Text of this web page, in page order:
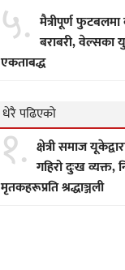
५. मैत्रीपूर्ण फुटबलमा
बराबरी, वेल्सका
एकताबद्ध
धेरै पढिएको
१. क्षेत्री समाज
गहिरो दुःख व्यक्त,
मृतकहरूप्रति श्रद्धाञ्जली